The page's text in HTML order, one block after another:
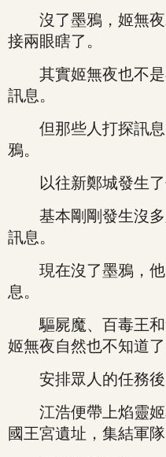
沒了墨鴉，姬無夜
接兩眼瞎了。
其實姬無夜也不是
訊息。
但那些人打探訊息
鴉。
以往新鄭城發生了
基本剛剛發生沒多
訊息。
現在沒了墨鴉，他
息。
驅屍魔、百毒王和
姬無夜自然也不知道了
安排眾人的任務後
江浩便帶上焰靈姬
國王宮遺址，集結軍隊